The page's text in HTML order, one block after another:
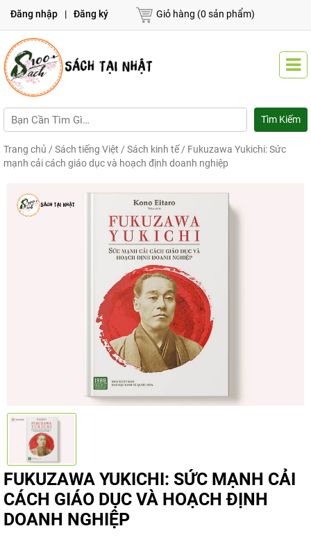
Đăng nhập | Đăng ký Giỏ hàng (0 sản phẩm)
Trang chủ / Sách tiếng Việt / Sách kinh tế/ Fukuzawa Yukichi: Sức
mạnh cải cách giáo dục và hoạch định doanh nghiệp
FUKUZAWA YUKICHI: SỨC MẠNH CẢI
CÁCH GIÁO DỤC VÀ HOẠCH ĐỊNH
DOANH NGHIỆP